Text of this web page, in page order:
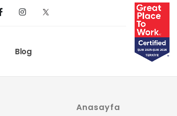
Blog
Anasayfa